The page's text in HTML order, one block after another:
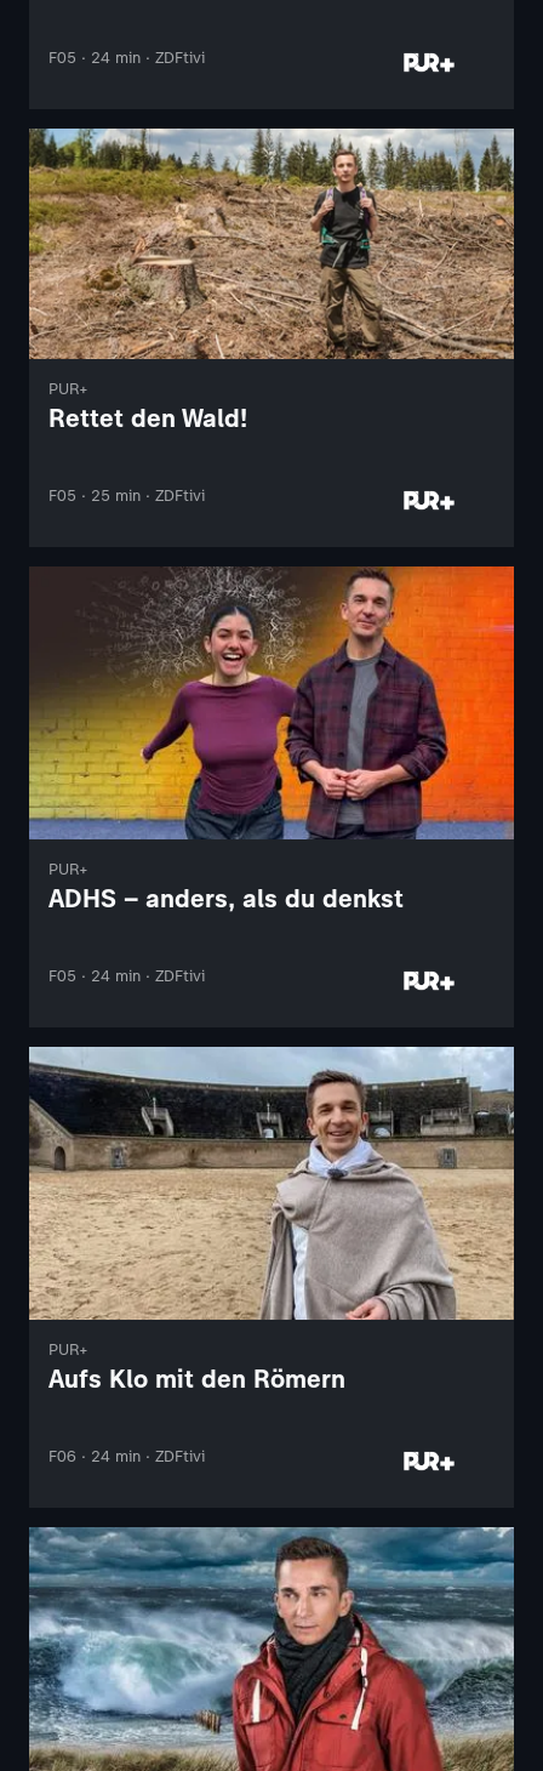
F05 · 24 min · ZDFtivi
PUR+
Rettet den Wald!
F05 · 25 min · ZDFtivi
PUR+
ADHS – anders, als du denkst
F05 · 24 min · ZDFtivi
PUR+
Aufs Klo mit den Römern
F06 · 24 min · ZDFtivi